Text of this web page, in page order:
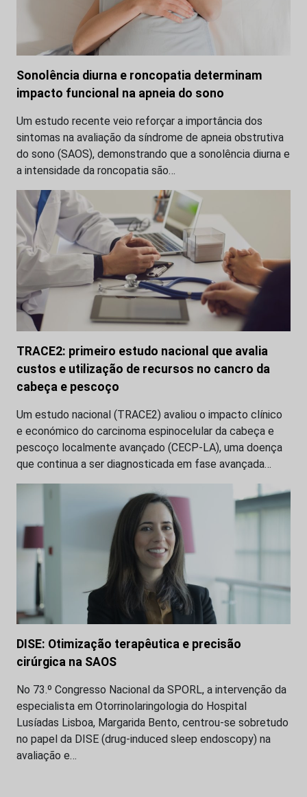
Sonolência diurna e roncopatia determinam
impacto funcional na apneia do sono
Um estudo recente veio reforçar a importância dos
sintomas na avaliação da síndrome de apneia obstrutiva
do sono (SAOS), demonstrando que a sonolência diurna e
a intensidade da roncopatia são…
TRACE2: primeiro estudo nacional que avalia
custos e utilização de recursos no cancro da
cabeça e pescoço
Um estudo nacional (TRACE2) avaliou o impacto clínico
e económico do carcinoma espinocelular da cabeça e
pescoço localmente avançado (CECP-LA), uma doença
que continua a ser diagnosticada em fase avançada…
DISE: Otimização terapêutica e precisão
cirúrgica na SAOS
No 73.º Congresso Nacional da SPORL, a intervenção da
especialista em Otorrinolaringologia do Hospital
Lusíadas Lisboa, Margarida Bento, centrou-se sobretudo
no papel da DISE (drug-induced sleep endoscopy) na
avaliação e…